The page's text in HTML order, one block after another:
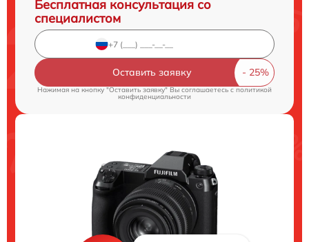
Бесплатная консультация со
специалистом
Оставить заявку
Нажимая на кнопку "Оставить заявку" Вы соглашаетесь c политикой
конфиденциальности